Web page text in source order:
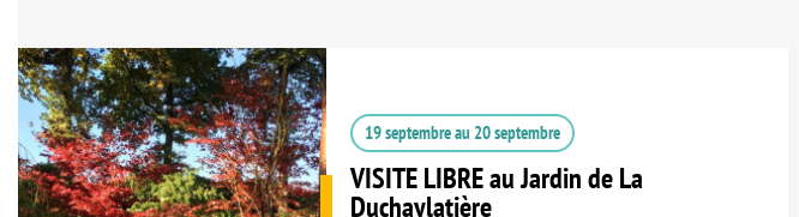
19 septembreau 20 septembre
VISITE LIBRE au Jardin de La
Duchaylatière